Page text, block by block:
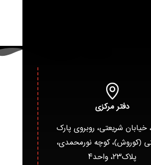
دفتر مرکزی
خیابان شریعتی، روبروی پارک
(کوروش)، کوچه نورمحمدی،
پلاک۲۳، واحد۴